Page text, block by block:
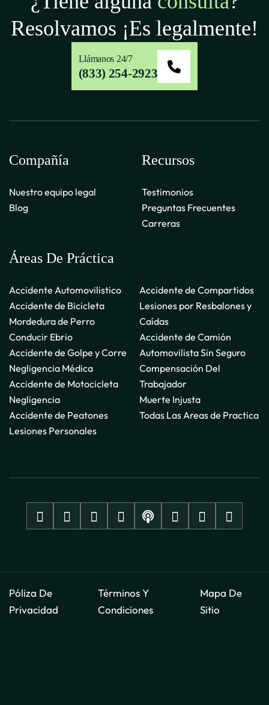
Resolvamos ¡Es legalmente!
Llámanos 24/7
(833) 254-2923
Compañía
Nuestro equipo legal
Blog
Recursos
Testimonios
Preguntas Frecuentes
Carreras
Áreas De Práctica
Accidente Automovilistico
Accidente de Bicicleta
Mordedura de Perro
Conducir Ebrio
Accidente de Golpe y Corre
Negligencia Médica
Accidente de Motocicleta
Negligencia
Accidente de Peatones
Lesiones Personales
Accidente de Compartidos
Lesiones por Resbalones y
Caídas
Accidente de Camión
Automovilista Sin Seguro
Compensación Del
Trabajador
Muerte Injusta
Todas Las Areas de Practica
Póliza De
Privacidad
Términos Y
Condiciones
Mapa De
Sitio